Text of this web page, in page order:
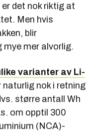
det nok riktig at
Men hvis
blir
mer alvorlig.
varianter av Li-
naturlig nok i retning
større antall Wh
om opptil 300
(NCA)-